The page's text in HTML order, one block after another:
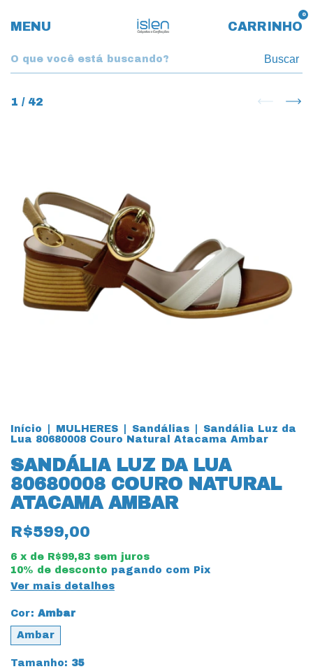
MENU CARRINHO
0
Buscar
1 / 42
Início MULHERES Sandálias
Sandália Luz da
Lua 80680008 Couro Natural Atacama Ambar
SANDÁLIA LUZ DA LUA
80680008 COURO NATURAL
ATACAMA AMBAR
R$599,00
6 x de R$99,83 sem juros
10% de desconto pagando com Pix
Ver mais detalhes
Cor: Ambar
Ambar
Tamanho: 35